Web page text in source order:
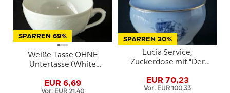
SPARREN 69%
Weiße Tasse OHNE
Untertasse (White
Schielmuster wie Möwe
EUR 6,69
Vor: EUR 21,40
SPARREN 30%
Lucia Service,
Zuckerdose mit "Der
Gröndahl
EUR 70,23
Vor: EUR 100,33